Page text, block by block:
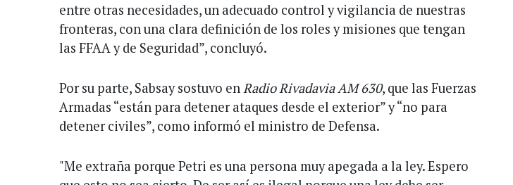
entre otras necesidades, un adecuado control y vigilancia de nuestras
fronteras, con una clara definición de los roles y misiones que tengan
las FFAA y de Seguridad”, concluyó.
Por su parte, Sabsay sostuvo en Radio Rivadavia AM 630, que las Fuerzas
Armadas “están para detener ataques desde el exterior” y “no para
detener civiles”, como informó el ministro de Defensa.
"Me extraña porque Petri es una persona muy apegada a la ley. Espero